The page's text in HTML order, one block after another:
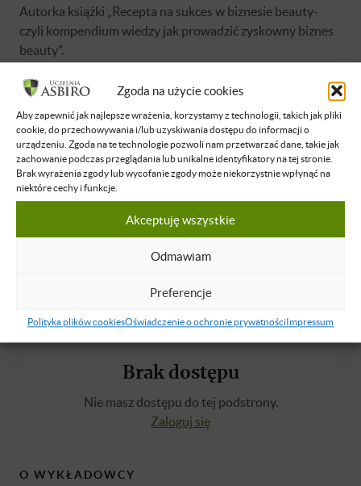
Zgoda na użycie cookies
Aby zapewnić jak najlepsze wrażenia, korzystamy z technologii, takich jak pliki
cookie, do przechowywania i/lub uzyskiwania dostępu do informacji o
urządzeniu. Zgoda na te technologie pozwoli nam przetwarzać dane, takie jak
zachowanie podczas przeglądania lub unikalne identyfikatory na tej stronie.
Brak wyrażenia zgody lub wycofanie zgody może niekorzystnie wpłynąć na
niektóre cechy i funkcje.
Akceptuję wszystkie
Odmawiam
Preferencje
Polityka plików cookiesOświadczenie o ochronie prywatnościImpressum
Autorka książki „Recepta na sukces w biznesie beauty-
czyli kompendium wiedzy jak prowadzić zyskowny biznes
beauty”.
Jak nie zaczniesz dostrzegać małych sukcesów, to duże nie
Misją każdej firmy jest dowożenie. Musimy mieć strategię
na 200% i dowozić plany. Sukcesy, cele maja być/stać się
Twoja obsesją. Obsesja to zajmowanie lub wypełnianie
umysłu nieustannie, natrętnie i w niepokojącym stopniu.
Warto, żeby się porównywać z lepszymi od nas, tym,
niszczące na przekonania budujące.
Brak dostępu
Nie masz dostępu do tej podstrony.
Zaloguj się
O WYKŁADOWCY